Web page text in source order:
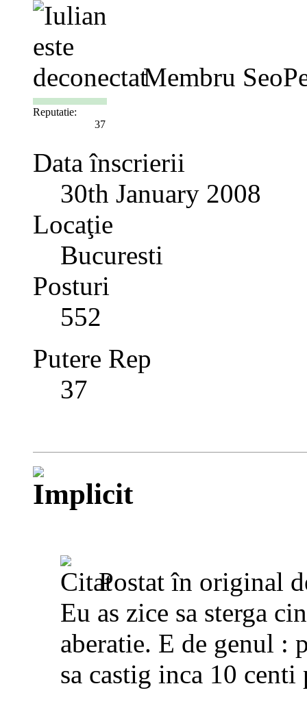
Membru
Reputatie:
37
Data înscrierii
30th January 2008
Locaţie
Bucuresti
Posturi
552
Putere Rep
37
Postat în original
Eu as zice sa sterga
aberatie. E de genul :
sa castig inca 10 centi